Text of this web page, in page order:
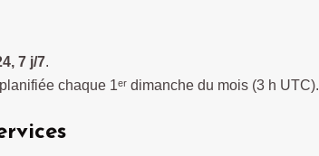
7 j/7.
chaque 1ᵉʳ dimanche du mois (3 h UTC).